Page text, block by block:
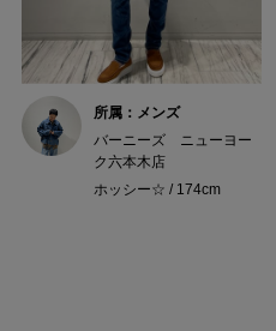
所属：メンズ
バーニーズ ニューヨー
ク六本木店
ホッシー☆ / 174cm